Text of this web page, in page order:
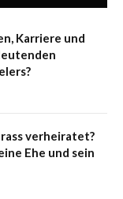
Karriere und
verheiratet?
Ehe und sein